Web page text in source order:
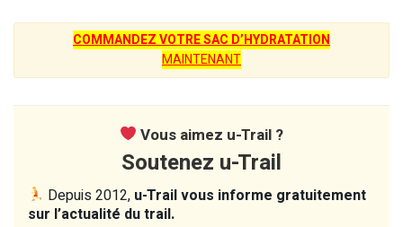
COMMANDEZ VOTRE SAC D’HYDRATATION
MAINTENANT
Vous aimez u-Trail ?
Soutenez u-Trail
Depuis 2012, u-Trail vous informe gratuitement
sur l’actualité du trail.